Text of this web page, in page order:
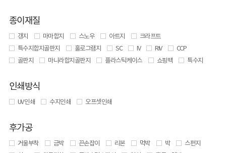
종이재질
갱지 마마합지 스노우 아트지
크라프트
특수지합지골판지
홀로그램지 SC IV RIV
CCP
골판지
마니라합지골판지 플라스틱케이스 쇼핑백 특수지
인쇄방식
UV 인쇄 수지인쇄 오프셋인쇄
후가공
거울부착 금박 끈손잡이 리본 먹박 박
스펀지